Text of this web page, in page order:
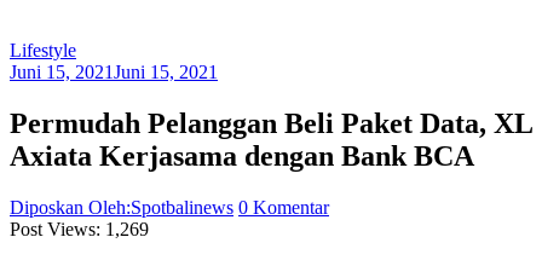
Lifestyle
Juni 15, 2021Juni 15, 2021
Permudah Pelanggan Beli Paket Data, XL
Axiata Kerjasama dengan Bank BCA
Diposkan Oleh:Spotbalinews 0 Komentar
Post Views: 1,269